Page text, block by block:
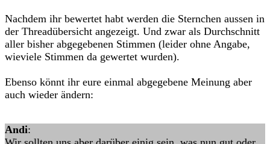
Nachdem ihr bewertet habt werden die Sternchen aussen in
der Threadübersicht angezeigt. Und zwar als Durchschnitt
aller bisher abgegebenen Stimmen (leider ohne Angabe,
wieviele Stimmen da gewertet wurden).
Ebenso könnt ihr eure einmal abgegebene Meinung aber
auch wieder ändern:
Andi: